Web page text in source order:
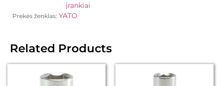
įrankiai
Prekės ženklas: YATO
Related Products